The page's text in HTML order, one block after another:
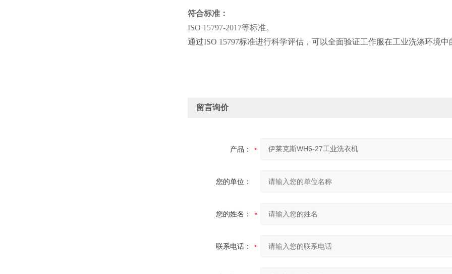
符合标准：
ISO 15797-2017等标准。
通过ISO 15797标准进行科学评估，可以全面验证工作服在工业洗涤环境中
留言询价
产品：
您的单位：
您的姓名：
联系电话：